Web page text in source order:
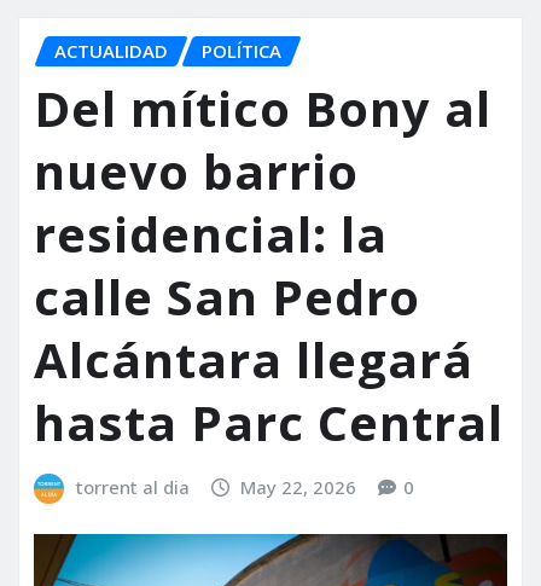
ACTUALIDAD POLÍTICA
Del mítico Bony al
nuevo barrio
residencial: la
calle San Pedro
Alcántara llegará
hasta Parc Central
torrent al dia May 22, 2026 0